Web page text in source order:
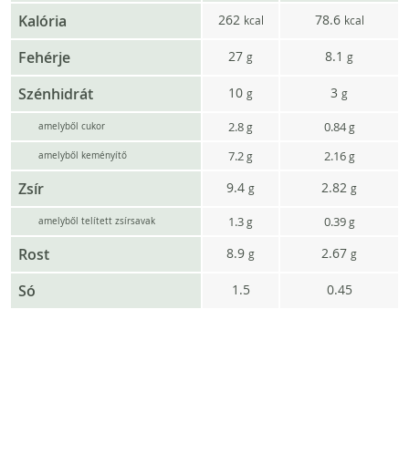
Kalória 262 kcal 78.6 kcal
Fehérje 27 g 8.1 g
Szénhidrát 10 g 3 g
amelyből cukor 2.8g 0.84 g
amelyből keményítő 7.2g 2.16 g
Zsír 9.4 g 2.82 g
amelyből telített zsírsavak 1.3g 0.39 g
Rost 8.9 g 2.67 g
Só 1.5 0.45